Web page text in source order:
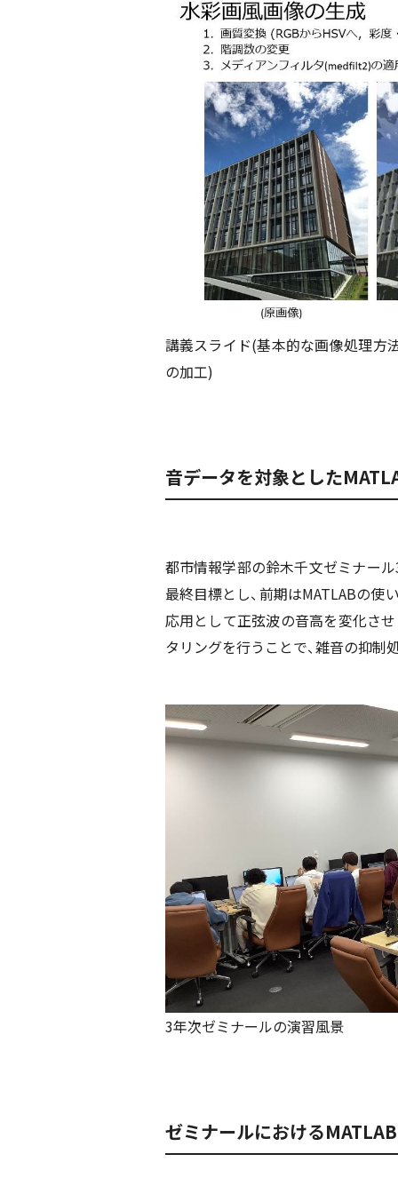
講義スライド(基本的な画像処理方
の加工)
音データを対象とした
都市情報学部の鈴木千文ゼミナー
最終目標とし、前期はMATLABの使
応用として正弦波の音高を変化さ
タリングを行うことで、雑音の抑制
3年次ゼミナールの演習風景
ゼミナールにおける